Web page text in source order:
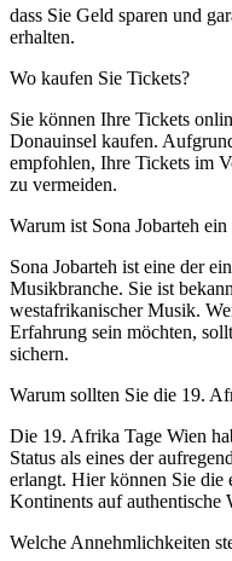
dass Sie Geld sparen und
erhalten.
Wo kaufen Sie Tickets?
Sie können Ihre Tickets
Donauinsel kaufen.
empfohlen, Ihre Tickets im
zu vermeiden.
Warum ist Sona Jobarteh ein
Sona Jobarteh ist eine der
Musikbranche. Sie ist
westafrikanischer Musik.
Erfahrung sein möchten,
sichern.
Warum sollten Sie die 19.
Die 19. Afrika Tage Wien
Status als eines der
erlangt. Hier können Sie die
Kontinents auf authentische
Welche Annehmlichkeiten